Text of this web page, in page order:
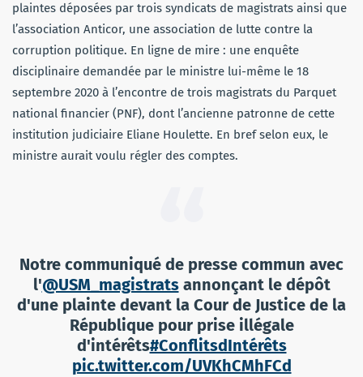
plaintes déposées par trois syndicats de magistrats ainsi que
l’association Anticor, une association de lutte contre la
corruption politique. En ligne de mire : une enquête
disciplinaire demandée par le ministre lui-même le 18
septembre 2020 à l’encontre de trois magistrats du Parquet
national financier (PNF), dont l’ancienne patronne de cette
institution judiciaire Eliane Houlette. En bref selon eux, le
ministre aurait voulu régler des comptes.
Notre communiqué de presse commun avec
l'@USM_magistratsannonçant le dépôt
d'une plainte devant la Cour de Justice de la
République pour prise illégale
d'intérêts#ConflitsdIntérêts
pic.twitter.com/UVKhCMhFCd